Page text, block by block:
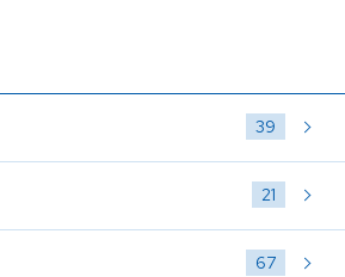
39
21
67